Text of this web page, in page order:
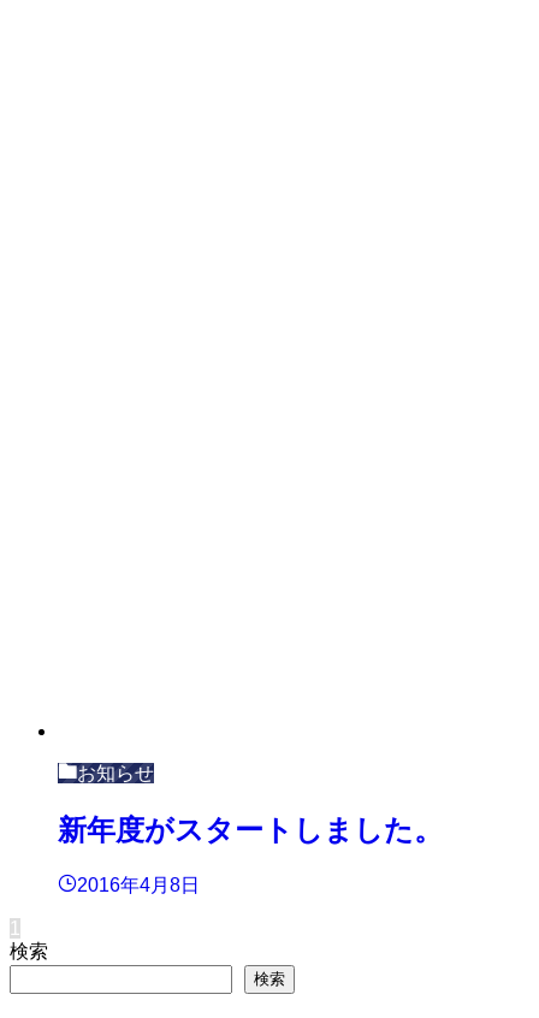
お知らせ
新年度がスタートしました。
2016年4月8日
1
検索
検索